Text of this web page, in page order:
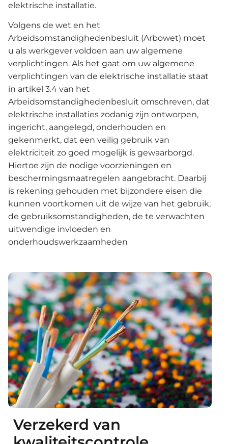
elektrische installatie.
Volgens de wet en het
Arbeidsomstandighedenbesluit (Arbowet) moet
u als werkgever voldoen aan uw algemene
verplichtingen. Als het gaat om uw algemene
verplichtingen van de elektrische installatie staat
in artikel 3.4 van het
Arbeidsomstandighedenbesluit omschreven, dat
elektrische installaties zodanig zijn ontworpen,
ingericht, aangelegd, onderhouden en
gekenmerkt, dat een veilig gebruik van
elektriciteit zo goed mogelijk is gewaarborgd.
Hiertoe zijn de nodige voorzieningen en
beschermingsmaatregelen aangebracht. Daarbij
is rekening gehouden met bijzondere eisen die
kunnen voortkomen uit de wijze van het gebruik,
de gebruiksomstandigheden, de te verwachten
uitwendige invloeden en
onderhoudswerkzaamheden
Verzekerd van